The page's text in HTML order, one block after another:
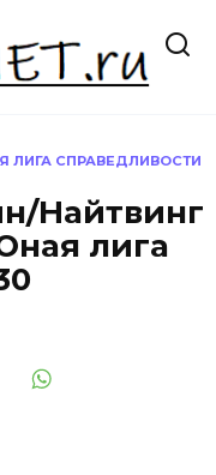
ЛИГА СПРАВЕДЛИВОСТИ
Найтвинг
лига